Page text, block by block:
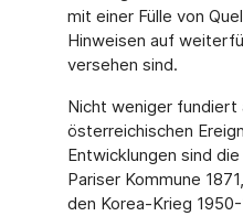
mit einer Fülle von
Hinweisen auf
versehen sind.
Nicht weniger fundiert
österreichischen
Entwicklungen sind
Pariser Kommune
den Korea-Krieg